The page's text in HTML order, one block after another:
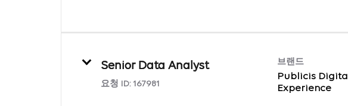
Senior Data Analyst
요청 ID: 167981
브랜드
Publicis Digital
Experience